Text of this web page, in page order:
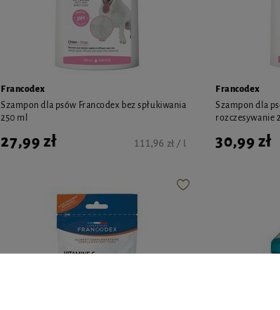
Francodex
Szampon dla psów Francodex bez spłukiwania
250 ml
27,99 zł 111,96 zł / l
Francodex
Szampon dla
rozczesywanie
30,99 zł